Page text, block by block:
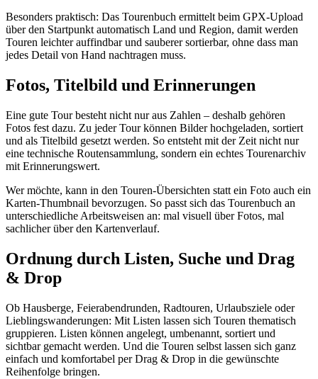
Besonders praktisch: Das Tourenbuch ermittelt beim GPX-Upload
über den Startpunkt automatisch Land und Region, damit werden
Touren leichter auffindbar und sauberer sortierbar, ohne dass man
jedes Detail von Hand nachtragen muss.
Fotos, Titelbild und Erinnerungen
Eine gute Tour besteht nicht nur aus Zahlen – deshalb gehören
Fotos fest dazu. Zu jeder Tour können Bilder hochgeladen, sortiert
und als Titelbild gesetzt werden. So entsteht mit der Zeit nicht nur
eine technische Routensammlung, sondern ein echtes Tourenarchiv
mit Erinnerungswert.
Wer möchte, kann in den Touren-Übersichten statt ein Foto auch ein
Karten-Thumbnail bevorzugen. So passt sich das Tourenbuch an
unterschiedliche Arbeitsweisen an: mal visuell über Fotos, mal
sachlicher über den Kartenverlauf.
Ordnung durch Listen, Suche und Drag
& Drop
Ob Hausberge, Feierabendrunden, Radtouren, Urlaubsziele oder
Lieblingswanderungen: Mit Listen lassen sich Touren thematisch
gruppieren. Listen können angelegt, umbenannt, sortiert und
sichtbar gemacht werden. Und die Touren selbst lassen sich ganz
einfach und komfortabel per Drag & Drop in die gewünschte
Reihenfolge bringen.